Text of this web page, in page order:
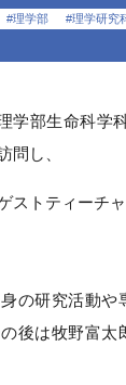
#理学部 #理学研究
学部生命科学
問し、
ストティーチ
の研究活動や
後は牧野富太